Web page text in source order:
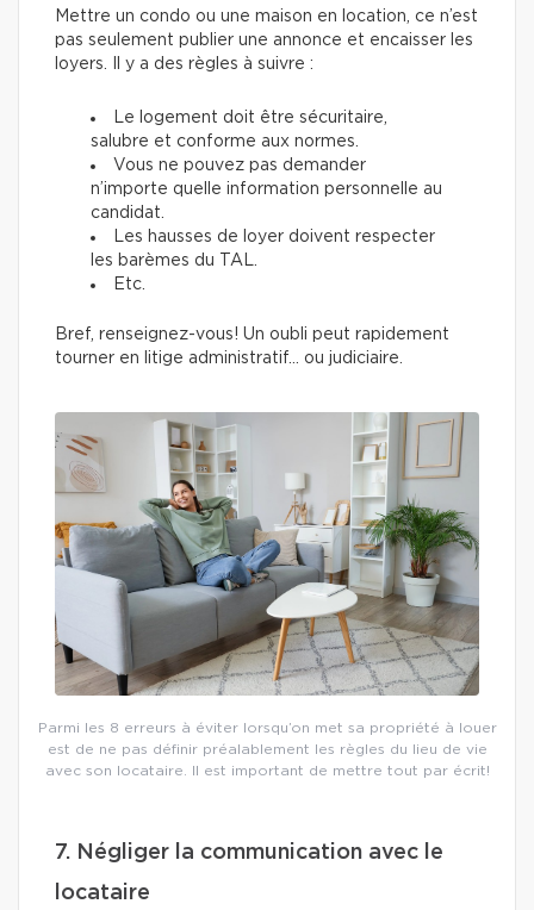
Mettre un condo ou une maison en location, ce n’est
pas seulement publier une annonce et encaisser les
loyers. Il y a des règles à suivre :
Le logement doit être sécuritaire,
salubre et conforme aux normes.
Vous ne pouvez pas demander
n’importe quelle information personnelle au
candidat.
Les hausses de loyer doivent respecter
les barèmes du TAL.
Etc.
Bref, renseignez-vous! Un oubli peut rapidement
tourner en litige administratif… ou judiciaire.
Parmi les 8 erreurs à éviter lorsqu’on met sa propriété à louer
est de ne pas définir préalablement les règles du lieu de vie
avec son locataire. Il est important de mettre tout par écrit!
7. Négliger la communication avec le
locataire